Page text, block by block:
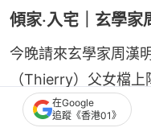
傾家‧入宅｜玄學
今晚請來玄學家周漢
（Thierry）父女檔
算命，囡囡Thierry在
在Google
追蹤《香港01》